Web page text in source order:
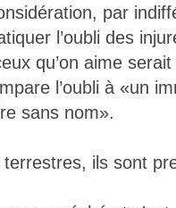
par
l’oubli des
qu’on aime
l’oubli à «un
sans nom».
ils sont